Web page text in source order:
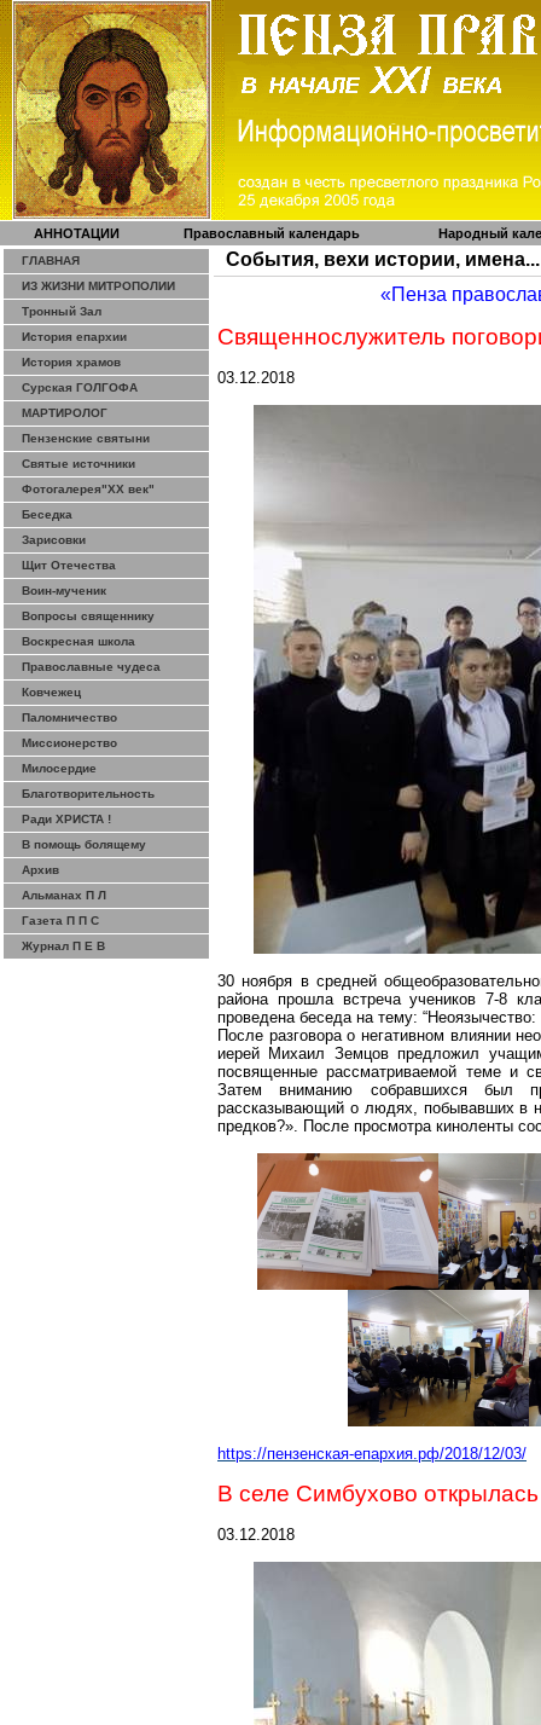
АННОТАЦИИ Православный календарь Народный
ГЛАВНАЯ
ИЗ ЖИЗНИ МИТРОПОЛИИ
Тронный Зал
История епархии
История храмов
Сурская ГОЛГОФА
МАРТИРОЛОГ
Пензенские святыни
Святые источники
Фотогалерея"ХХ век"
Беседка
Зарисовки
Щит Отечества
Воин-мученик
Вопросы священнику
Воскресная школа
Православные чудеса
Ковчежец
Паломничество
Миссионерство
Милосердие
Благотворительность
Ради ХРИСТА !
В помощь болящему
Архив
Альманах П Л
Газета П П С
Журнал П Е В
События, вехи истории, имена...
«Пенза
Священнослужитель
03.12.2018
30 ноября в средней
района прошла встреча учеников 7-8
проведена беседа на тему: “Неоязычество:
После разговора о негативном влиянии
иерей Михаил Земцовпредложил
посвященные рассматриваемой теме и
Затем вниманию собравшихся был
рассказывающий о людях, побывавших в
предков?». После просмотра киноленты
https://пензенская-епархия.рф/2018/12/03/
В селе Симбухово
03.12.2018